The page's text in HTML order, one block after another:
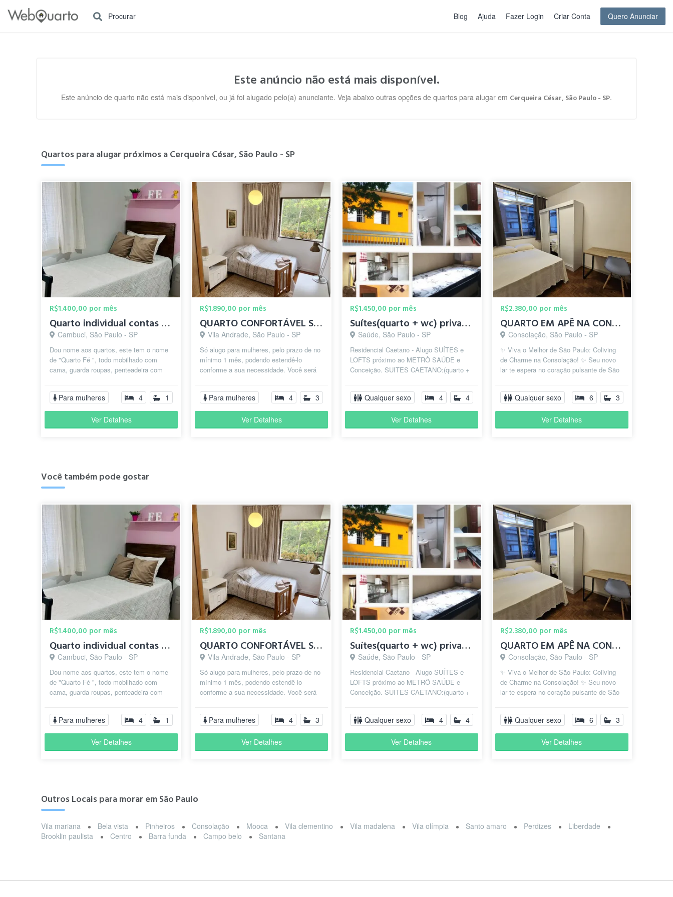
Procurar Blog Ajuda Fazer Login Criar Conta Quero Anunciar
Este anúncio não está mais disponível.
Este anúncio de quarto não está mais disponível, ou já foi alugado pelo(a) anunciante. Veja abaixo outras opções de quartos para alugar em Cerqueira César, São Paulo - SP.
Quartos para alugar próximos a Cerqueira César, São Paulo - SP
R$1.400,00 por mês
Quarto individual contas inclusas, só mulheres.
Cambuci, São Paulo - SP
Dou nome aos quartos, este tem o nome
de "Quarto Fé ", todo mobilhado com
cama, guarda roupas, penteadeira com
ba...
Para mulheres 4 1
Ver Detalhes
R$1.890,00 por mês
QUARTO CONFORTÁVEL SÓ PARA MULHER
Vila Andrade, São Paulo - SP
Só alugo para mulheres, pelo prazo de no
mínimo 1 mês, podendo estendê-lo
conforme a sua necessidade. Você será
Para mulheres 4 3
Ver Detalhes
R$1.450,00 por mês
Suítes(quarto + wc) privadas - Metrô Saúde/S.Judas/Conceição
Saúde, São Paulo - SP
Residencial Caetano - Alugo SUÍTES e
LOFTS próximo ao METRÔ SAÚDE e
Conceição. SUITES CAETANO:(quarto +
mobilia...
Qualquer sexo 4 4
Ver Detalhes
R$2.380,00 por mês
QUARTO EM APÊ NA CONSOLAÇÃO, AO LADO DA ESTAÇÃO PAULISTA
Consolação, São Paulo - SP
✨ Viva o Melhor de São Paulo: Coliving
de Charme na Consolação! ✨ Seu novo
lar te espera no coração pulsante de São
Qualquer sexo 6 3
Ver Detalhes
Você também pode gostar
R$1.400,00 por mês
Quarto individual contas inclusas, só mulheres.
Cambuci, São Paulo - SP
Dou nome aos quartos, este tem o nome
de "Quarto Fé ", todo mobilhado com
cama, guarda roupas, penteadeira com
ba...
Para mulheres 4 1
Ver Detalhes
R$1.890,00 por mês
QUARTO CONFORTÁVEL SÓ PARA MULHER
Vila Andrade, São Paulo - SP
Só alugo para mulheres, pelo prazo de no
mínimo 1 mês, podendo estendê-lo
conforme a sua necessidade. Você será
Para mulheres 4 3
Ver Detalhes
R$1.450,00 por mês
Suítes(quarto + wc) privadas - Metrô Saúde/S.Judas/Conceição
Saúde, São Paulo - SP
Residencial Caetano - Alugo SUÍTES e
LOFTS próximo ao METRÔ SAÚDE e
Conceição. SUITES CAETANO:(quarto +
mobilia...
Qualquer sexo 4 4
Ver Detalhes
R$2.380,00 por mês
QUARTO EM APÊ NA CONSOLAÇÃO, AO LADO DA ESTAÇÃO PAULISTA
Consolação, São Paulo - SP
✨ Viva o Melhor de São Paulo: Coliving
de Charme na Consolação! ✨ Seu novo
lar te espera no coração pulsante de São
Qualquer sexo 6 3
Ver Detalhes
Outros Locais para morar em São Paulo
Vila mariana Bela vista Pinheiros Consolação Mooca Vila clementino Vila madalena Vila olímpia Santo amaro Perdizes
Liberdade
Brooklin paulista
Centro Barra funda Campo belo Santana